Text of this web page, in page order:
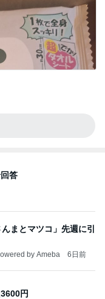
答
まとマツコ」先週に引
by Ameba 6日前
円